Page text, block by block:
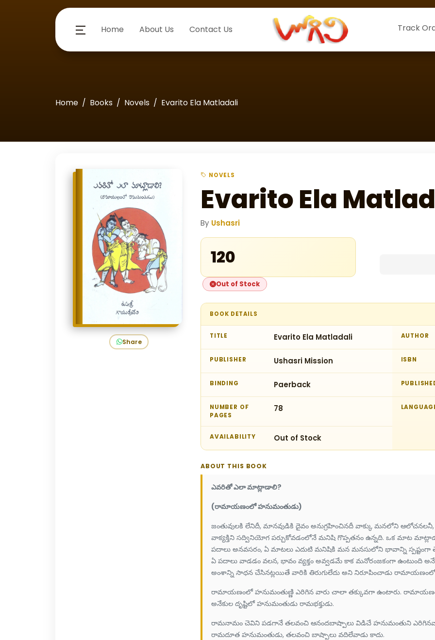
Home About Us Contact Us Track
Home Books Novels Evarito Ela Matladali
Share
NOVELS
Evarito Ela
By Ushasri
₹120
Out of Stock
BOOK DETAILS
TITLE Evarito Ela Matladali AUTHOR
PUBLISHER Ushasri Mission ISBN
BINDING Paerback
NUMBER OF
PAGES
78
AVAILABILITY Out of Stock
ABOUT THIS BOOK
ఎవరితో ఎలా మాట్లాడాలి?
(రామాయణంలో హనుమంతుడు)
జంతువులకి లేనిదీ, మానవుడికి దైవం అనుగ్రహించినదీ వాక్కు మనలోని ఆలోచనలనీ,
వాక్యక్తిని సద్వినియోగ పర్చుకోవడంలోనే మనిషి గొప్పతనం ఉన్నది. ఒక మాట
పదాలు అనవసరం, ఏ మాటలు ఎదుటి మనిషికి మన మనసులోని భావాన్ని
ఏ పదాలు వాడడం వలన, భావం వ్యక్తం అవ్వడమే కాక మనోరంజకంగా
అంశాన్ని సాధన చేసినట్లయితే వారికి తిరుగులేదు అని నిరూపించాడు రామాయణంలో
రామాయణంలో హనుమంతుణ్ణి ఎరిగిన వారు చాలా తక్కువగా ఉంటారు.
అనేకుల దృష్టిలో హనుమంతుడు రామభక్తుడు.
రామనామం చెవిని పడగానే తలవంచి ఆనందబాష్పాలు విడిచే హనుమంతుని
రామదూత హనుమంతుడు, తలవంచి బాష్పాలు వదిలేవాడు కాదు.